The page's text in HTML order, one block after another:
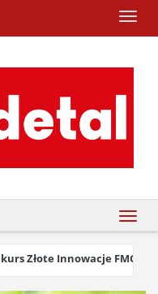
menu
menu
Złote Innowacje FMCG